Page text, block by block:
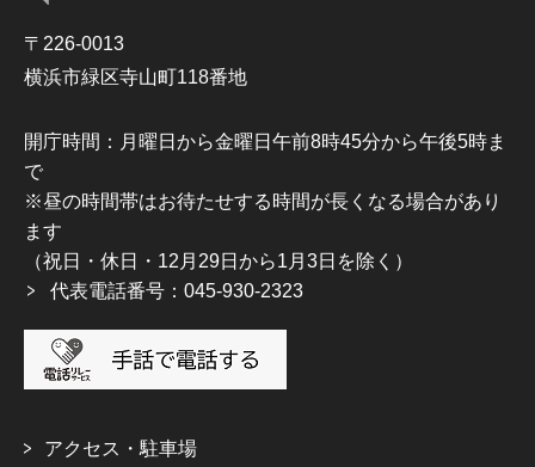
〒226-0013
横浜市緑区寺山町118番地
開庁時間：月曜日から金曜日午前8時45分から午後5時ま
で
※昼の時間帯はお待たせする時間が長くなる場合があり
ます
（祝日・休日・12月29日から1月3日を除く）
代表電話番号：045-930-2323
アクセス・駐車場